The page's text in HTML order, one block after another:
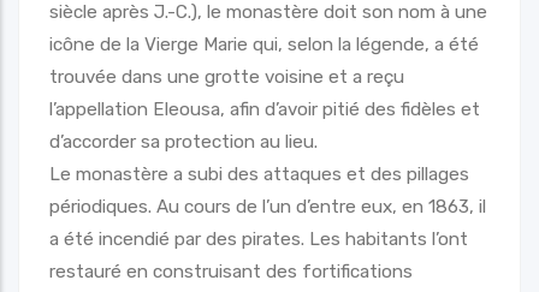
siècle après J.-C.), le monastère doit son nom à une
icône de la Vierge Marie qui, selon la légende, a été
trouvée dans une grotte voisine et a reçu
l’appellation Eleousa, afin d’avoir pitié des fidèles et
d’accorder sa protection au lieu.
Le monastère a subi des attaques et des pillages
périodiques. Au cours de l’un d’entre eux, en 1863, il
a été incendié par des pirates. Les habitants l’ont
restauré en construisant des fortifications